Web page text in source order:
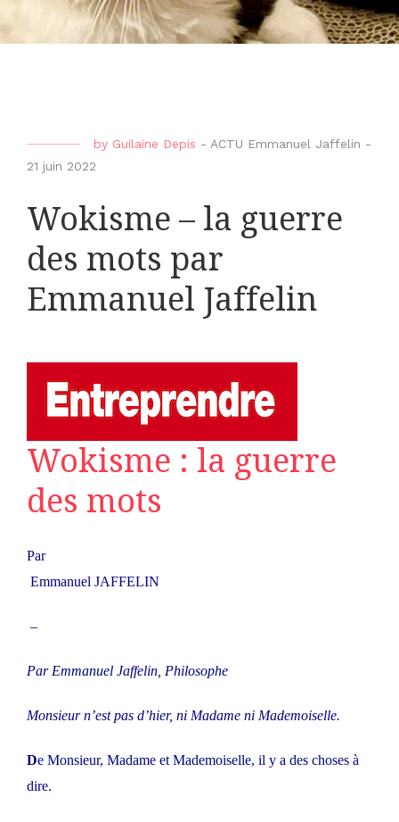
by Guilaine Depis - ACTU Emmanuel Jaffelin -
21 juin 2022
Wokisme – la guerre
des mots par
Emmanuel Jaffelin
Wokisme : la guerre
des mots
Par
Emmanuel JAFFELIN
–
Par Emmanuel Jaffelin, Philosophe
Monsieur n’est pas d’hier, ni Madame ni Mademoiselle.
De Monsieur, Madame et Mademoiselle, il y a des choses à
dire.